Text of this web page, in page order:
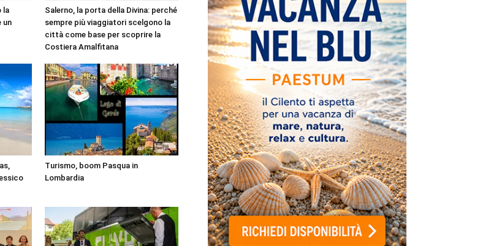
la
un
Salerno, la porta della Divina: perché
sempre più viaggiatori scelgono la
città come base per scoprire la
Costiera Amalfitana
Turismo, boom Pasqua in
Lombardia